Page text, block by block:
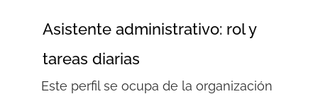
Asistente administrativo: rol y
tareas diarias
Este perfil se ocupa de la organización